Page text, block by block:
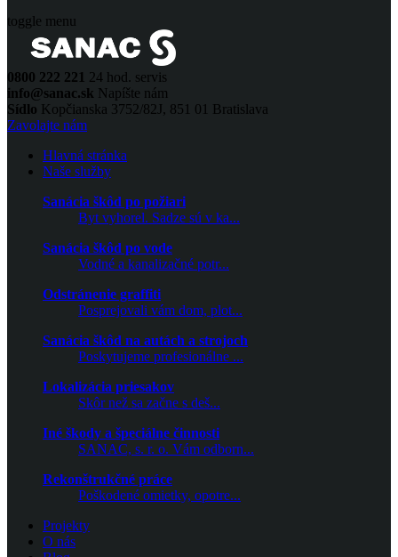
toggle menu
0800 222 221 24 hod. servis
info@sanac.sk Napíšte nám
Sídlo Kopčianska 3752/82J, 851 01 Bratislava
Zavolajte nám
Hlavná stránka
Naše služby
Sanácia škôd po požiari
Byt vyhorel. Sadze sú v ka...
Sanácia škôd po vode
Vodné a kanalizačné potr...
Odstránenie graffiti
Posprejovali vám dom, plot...
Sanácia škôd na autách a strojoch
Poskytujeme profesionálne ...
Lokalizácia priesakov
Skôr než sa začne s deš...
Iné škody a špeciálne činnosti
SANAC, s. r. o. Vám odborn...
Rekonštrukčné práce
Poškodené omietky, opotre...
Projekty
O nás